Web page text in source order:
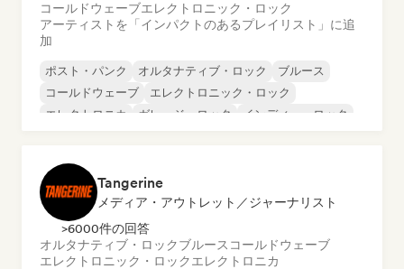
コールドウェーブエレクトロニック・ロック
アーティストを「インパクトのあるプレイリスト」に追
加
ポスト・パンク オルタナティブ・ロック
ブルース
コールドウェーブ
エレクトロニック・ロック
エレクトロニカ
ガレージ・ロック インディー・ロック
Tangerine
メディア・アウトレット／ジャーナリスト
>6000件の回答
オルタナティブ・ロックブルース コールドウェーブ
エレクトロニック・ロックエレクトロニカ